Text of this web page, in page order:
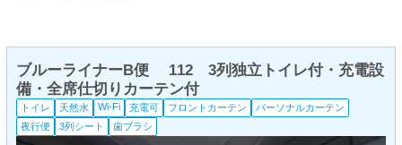
ブルーライナーB便 112 3列独立トイレ付・充電設
備・全席仕切りカーテン付
トイレ 天然水 Wi-Fi 充電可 フロントカーテン
パーソナルカーテン
夜行便
3列シート 歯ブラシ